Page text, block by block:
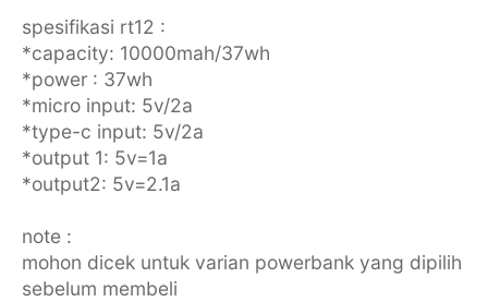
spesifikasi rt12 :
*capacity: 10000mah/37wh
*power : 37wh
*micro input: 5v/2a
*type-c input: 5v/2a
*output 1: 5v=1a
*output2: 5v=2.1a
note :
mohon dicek untuk varian powerbank yang dipilih
sebelum membeli